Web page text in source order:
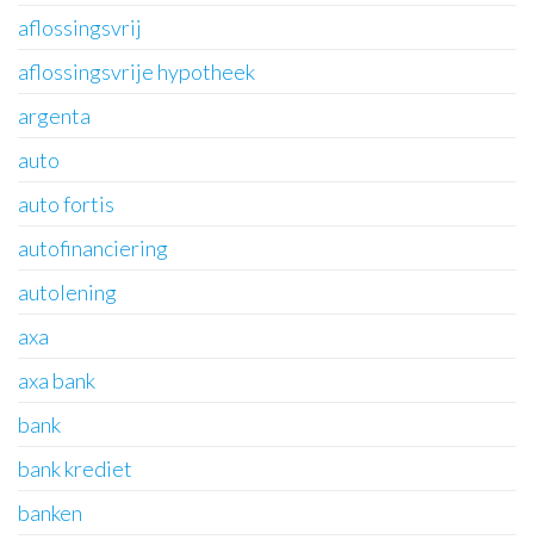
aflossingsvrij
aflossingsvrije hypotheek
argenta
auto
auto fortis
autofinanciering
autolening
axa
axa bank
bank
bank krediet
banken